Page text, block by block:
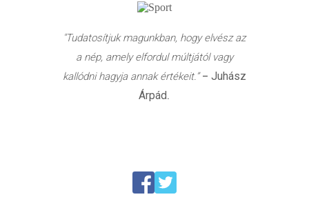
"Tudatosítjuk magunkban, hogy elvész az
a nép, amely elfordul múltjától vagy
kallódni hagyja annak értékeit.”– Juhász
Árpád.